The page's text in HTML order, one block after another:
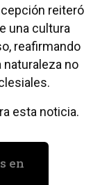
reiteró
una cultura
reafirmando
naturaleza no
esta noticia.
en